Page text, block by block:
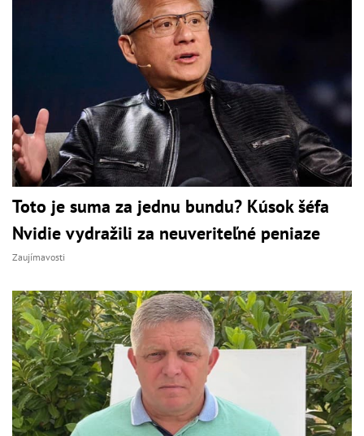
Toto je suma za jednu bundu? Kúsok šéfa
Nvidie vydražili za neuveriteľné peniaze
Zaujímavosti